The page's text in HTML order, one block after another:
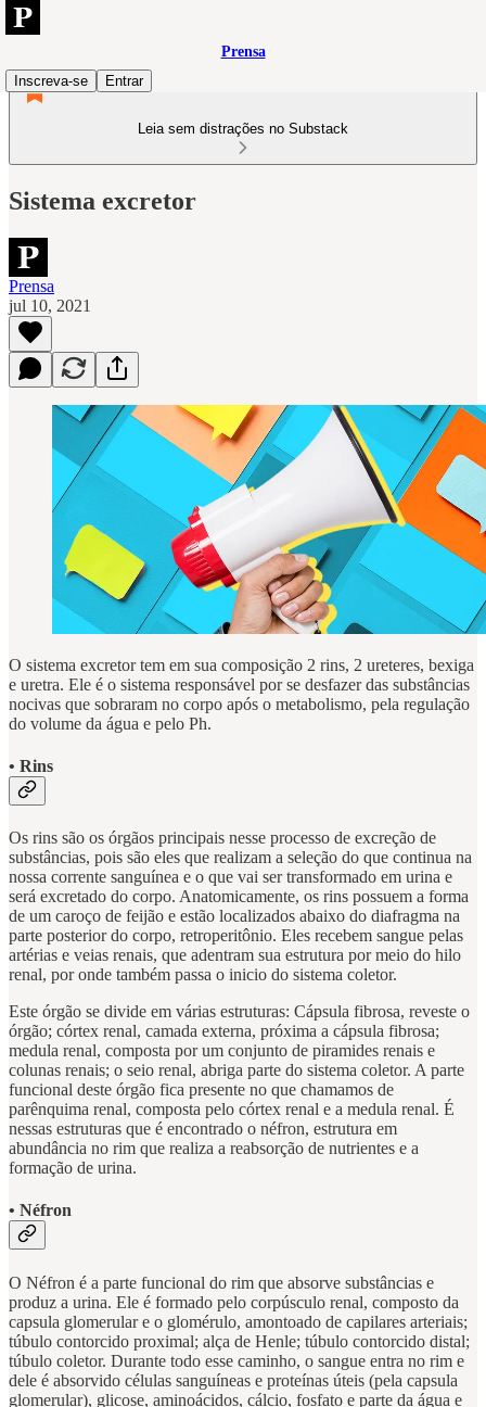
Prensa
Inscreva-se
Entrar
Leia sem distrações no Substack
Sistema excretor
Prensa
jul 10, 2021
O sistema excretor tem em sua composição 2 rins, 2 ureteres, bexiga
e uretra. Ele é o sistema responsável por se desfazer das substâncias
nocivas que sobraram no corpo após o metabolismo, pela regulação
do volume da água e pelo Ph.
• Rins
Os rins são os órgãos principais nesse processo de excreção de
substâncias, pois são eles que realizam a seleção do que continua na
nossa corrente sanguínea e o que vai ser transformado em urina e
será excretado do corpo. Anatomicamente, os rins possuem a forma
de um caroço de feijão e estão localizados abaixo do diafragma na
parte posterior do corpo, retroperitônio. Eles recebem sangue pelas
artérias e veias renais, que adentram sua estrutura por meio do hilo
renal, por onde também passa o inicio do sistema coletor.
Este órgão se divide em várias estruturas: Cápsula fibrosa, reveste o
órgão; córtex renal, camada externa, próxima a cápsula fibrosa;
medula renal, composta por um conjunto de piramides renais e
colunas renais; o seio renal, abriga parte do sistema coletor. A parte
funcional deste órgão fica presente no que chamamos de
parênquima renal, composta pelo córtex renal e a medula renal. É
nessas estruturas que é encontrado o néfron, estrutura em
abundância no rim que realiza a reabsorção de nutrientes e a
formação de urina.
• Néfron
O Néfron é a parte funcional do rim que absorve substâncias e
produz a urina. Ele é formado pelo corpúsculo renal, composto da
capsula glomerular e o glomérulo, amontoado de capilares arteriais;
túbulo contorcido proximal; alça de Henle; túbulo contorcido distal;
túbulo coletor. Durante todo esse caminho, o sangue entra no rim e
dele é absorvido células sanguíneas e proteínas úteis (pela capsula
glomerular), glicose, aminoácidos, cálcio, fosfato e parte da água e